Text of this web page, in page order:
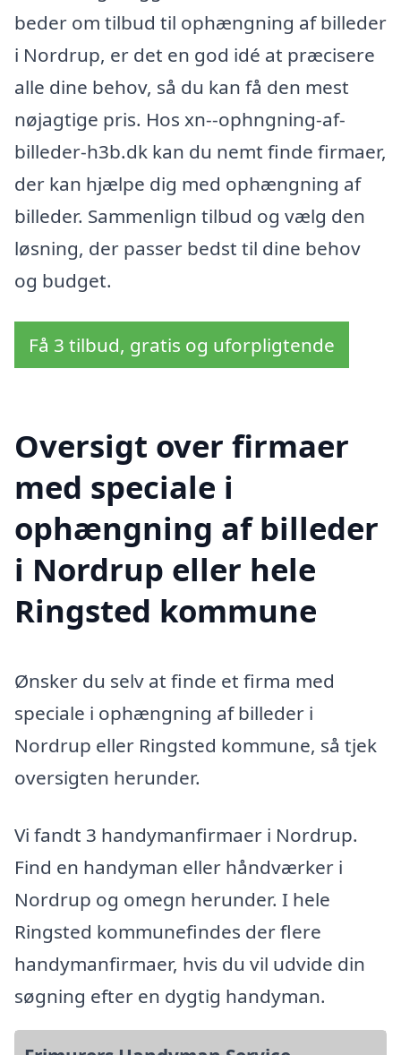
beder om tilbud til ophængning af billeder
i Nordrup, er det en god idé at præcisere
alle dine behov, så du kan få den mest
nøjagtige pris. Hos xn--ophngning-af-
billeder-h3b.dk kan du nemt finde firmaer,
der kan hjælpe dig med ophængning af
billeder. Sammenlign tilbud og vælg den
løsning, der passer bedst til dine behov
og budget.
Få 3 tilbud, gratis og uforpligtende
Oversigt over firmaer
med speciale i
ophængning af billeder
i Nordrup eller hele
Ringsted kommune
Ønsker du selv at finde et firma med
speciale i ophængning af billeder i
Nordrup eller Ringsted kommune, så tjek
oversigten herunder.
Vi fandt 3 handymanfirmaer i Nordrup.
Find en handyman eller håndværker i
Nordrup og omegn herunder. I hele
Ringsted kommunefindes der flere
handymanfirmaer, hvis du vil udvide din
søgning efter en dygtig handyman.